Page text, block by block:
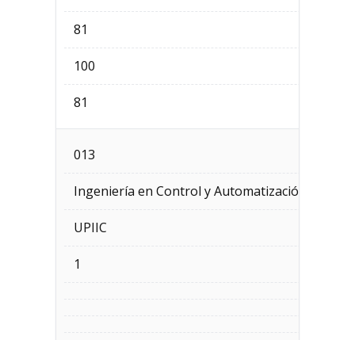
81
100
81
013
Ingeniería en Control y Automatización
UPIIC
1